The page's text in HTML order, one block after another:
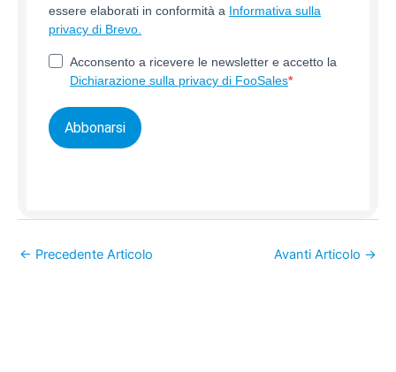
essere elaborati in conformità a Informativa sulla
privacy di Brevo.
Acconsento a ricevere le newsletter e accetto la
Dichiarazione sulla privacy di FooSales
Abbonarsi
← Precedente Articolo Avanti Articolo →